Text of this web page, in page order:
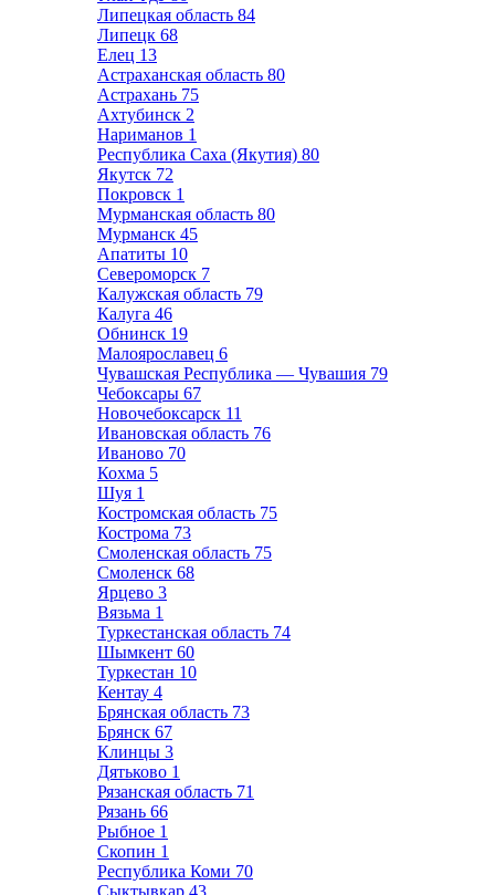
Липецкая область 84
Липецк 68
Елец 13
Астраханская область 80
Астрахань 75
Ахтубинск 2
Нариманов 1
Республика Саха (Якутия) 80
Якутск 72
Покровск 1
Мурманская область 80
Мурманск 45
Апатиты 10
Североморск 7
Калужская область 79
Калуга 46
Обнинск 19
Малоярославец 6
Чувашская Республика — Чувашия 79
Чебоксары 67
Новочебоксарск 11
Ивановская область 76
Иваново 70
Кохма 5
Шуя 1
Костромская область 75
Кострома 73
Смоленская область 75
Смоленск 68
Ярцево 3
Вязьма 1
Туркестанская область 74
Шымкент 60
Туркестан 10
Кентау 4
Брянская область 73
Брянск 67
Клинцы 3
Дятьково 1
Рязанская область 71
Рязань 66
Рыбное 1
Скопин 1
Республика Коми 70
Сыктывкар 43